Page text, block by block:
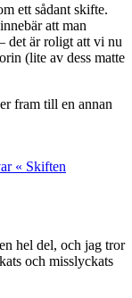
ett sådant skifte.
att man
det är roligt att vi nu
(lite av dess matte
fram till en annan
« Skiften
hel del, och jag tror
och misslyckats